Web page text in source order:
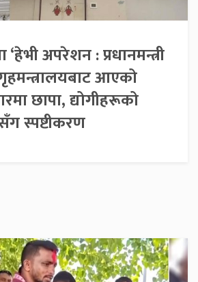
अपरेशन : प्रधानमन्त्री
आएको
छापा, द्योगीहरूको
स्पष्टीकरण